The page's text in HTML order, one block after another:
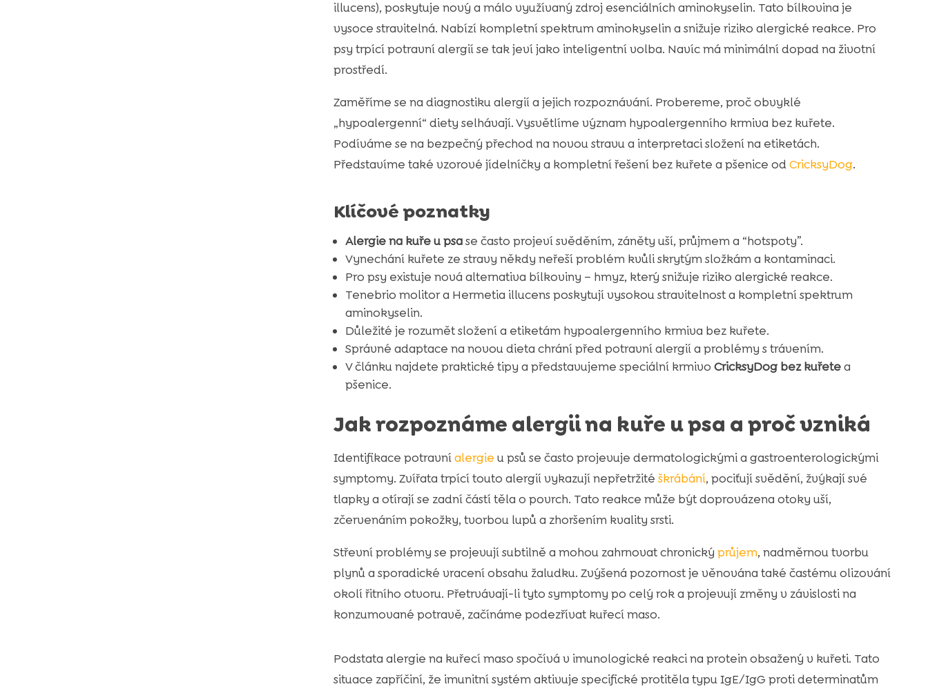
illucens), poskytuje nový a málo využívaný zdroj esenciálních aminokyselin. Tato bílkovina je
vysoce stravitelná. Nabízí kompletní spektrum aminokyselin a snižuje riziko alergické reakce. Pro
psy trpící potravní alergií se tak jeví jako inteligentní volba. Navíc má minimální dopad na životní
prostředí.
Zaměříme se na diagnostiku alergií a jejich rozpoznávání. Probereme, proč obvyklé
„hypoalergenní“ diety selhávají. Vysvětlíme význam hypoalergenního krmiva bez kuřete.
Podíváme se na bezpečný přechod na novou stravu a interpretaci složení na etiketách.
Představíme také vzorové jídelníčky a kompletní řešení bez kuřete a pšenice odCricksyDog.
Klíčové poznatky
Alergie na kuře u psase často projeví svěděním, záněty uší, průjmem a “hotspoty”.
Vynechání kuřete ze stravy někdy neřeší problém kvůli skrytým složkám a kontaminaci.
Pro psy existuje nová alternativa bílkoviny – hmyz, který snižuje riziko alergické reakce.
Tenebrio molitor a Hermetia illucens poskytují vysokou stravitelnost a kompletní spektrum
aminokyselin.
Důležité je rozumět složení a etiketám hypoalergenního krmiva bez kuřete.
Správné adaptace na novou dieta chrání před potravní alergií a problémy s trávením.
V článku najdete praktické tipy a představujeme speciální krmivo CricksyDog bez kuřetea
pšenice.
Jak rozpoznáme alergii na kuře u psa a proč vzniká
Identifikace potravníalergie u psů se často projevuje dermatologickými a gastroenterologickými
symptomy. Zvířata trpící touto alergií vykazují nepřetržité škrábání, pociťují svědění, žvýkají své
tlapky a otírají se zadní částí těla o povrch. Tato reakce může být doprovázena otoky uší,
zčervenáním pokožky, tvorbou lupů a zhoršením kvality srsti.
Střevní problémy se projevují subtilně a mohou zahrnovat chronický průjem, nadměrnou tvorbu
plynů a sporadické vracení obsahu žaludku. Zvýšená pozornost je věnována také častému olizování
okolí řitního otvoru. Přetrvávají-li tyto symptomy po celý rok a projevují změny v závislosti na
konzumované potravě, začínáme podezřívat kuřecí maso.
Podstata alergie na kuřecí maso spočívá v imunologické reakci na protein obsažený v kuřeti. Tato
situace zapříčiní, že imunitní systém aktivuje specifické protitěla typu IgE/IgG proti determinatům